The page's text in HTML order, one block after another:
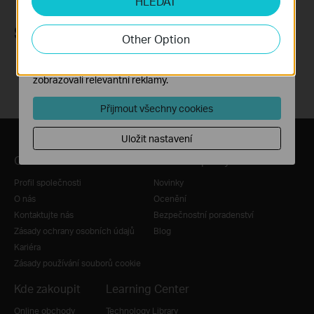
Sledujte nás
O nás
Profil společnosti
O nás
Kontaktujte nás
Zásady ochrany osobních údajů
Kariéra
Zásady používání souborů cookie
Novinky
Ocenění
Bezpečnostní poradenství
Blog
Kde zakoupit
Online obchody
Learning Center
Technology Library
Other Option
aktivity na našich webových stránkách za účelem
zlepšení a přizpůsobení jejich funkčnosti.
Marketingové soubory cookie mohou prostřednictvím
zobrazovali relevantní reklamy.
Přijmout všechny cookies
Uložit nastavení